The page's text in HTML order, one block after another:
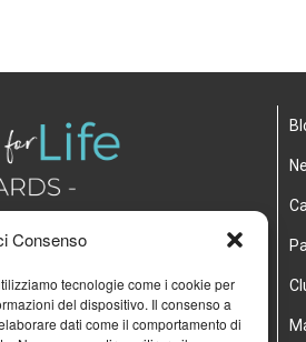
Consenso
tecnologie come i cookie per
del dispositivo. Il consenso a
dati come il comportamento di